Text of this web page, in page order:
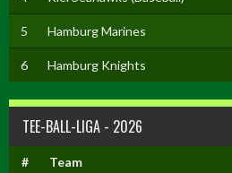
5 Hamburg Marines
6 Hamburg Knights
TEE-BALL-LIGA - 2026
# Team